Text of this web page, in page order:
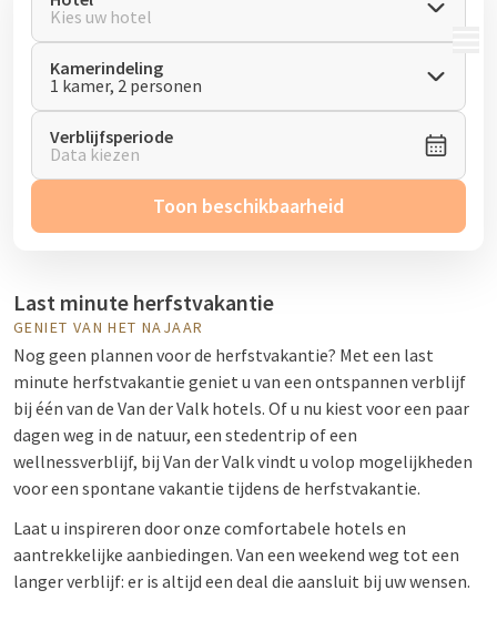
MENU
Kies uw hotel
Kamerindeling
1 kamer, 2 personen
Verblijfsperiode
Data kiezen
Toon beschikbaarheid
Last minute herfstvakantie
GENIET VAN HET NAJAAR
Nog geen plannen voor de herfstvakantie? Met een last
minute herfstvakantie geniet u van een ontspannen verblijf
bij één van de Van der Valk hotels. Of u nu kiest voor een paar
dagen weg in de natuur, een stedentrip of een
wellnessverblijf, bij Van der Valk vindt u volop mogelijkheden
voor een spontane vakantie tijdens de herfstvakantie.
Laat u inspireren door onze comfortabele hotels en
aantrekkelijke aanbiedingen. Van een weekend weg tot een
langer verblijf: er is altijd een deal die aansluit bij uw wensen.